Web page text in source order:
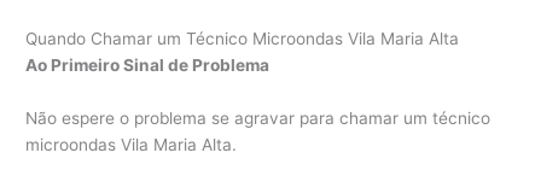
Quando Chamar um Técnico Microondas Vila Maria Alta
Ao Primeiro Sinal de Problema
Não espere o problema se agravar para chamar um técnico
microondas Vila Maria Alta.